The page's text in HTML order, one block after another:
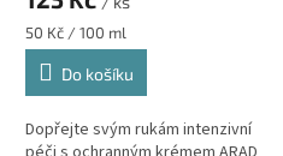
Měrná
cena:
50 Kč / 100 ml
Do košíku
Dopřejte svým rukám intenzivní